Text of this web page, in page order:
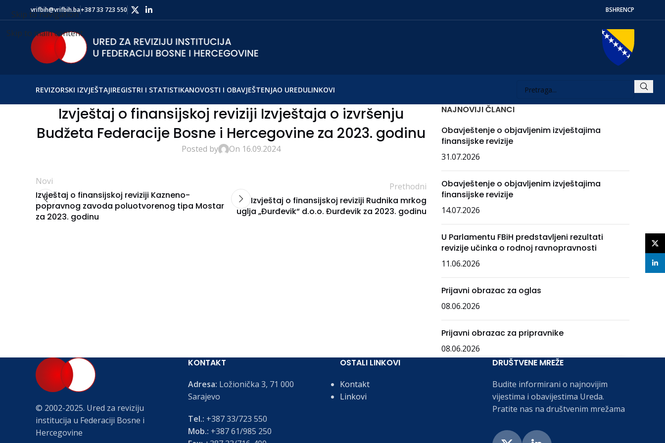
Skip to navigation
Skip to main content
vrifbih@vrifbih.ba+387 33 723 550 BSHRENСР
REVIZORSKI IZVJEŠTAJIREGISTRI I STATISTIKANOVOSTI I OBAVJEŠTENJAO UREDULINKOVI
Izvještaj o finansijskoj reviziji Izvještaja o izvršenju
Budžeta Federacije Bosne i Hercegovine za 2023. godinu
Posted by On 16.09.2024
Novi
Izvještaj o finansijskoj reviziji Kazneno-
popravnog zavoda poluotvorenog tipa Mostar
za 2023. godinu
Prethodni
Izvještaj o finansijskoj reviziji Rudnika mrkog
uglja „Đurđevik“ d.o.o. Đurđevik za 2023. godinu
NAJNOVIJI ČLANCI
Obavještenje o objavljenim izvještajima
finansijske revizije
31.07.2026
Obavještenje o objavljenim izvještajima
finansijske revizije
14.07.2026
U Parlamentu FBiH predstavljeni rezultati
revizije učinka o rodnoj ravnopravnosti
11.06.2026
Prijavni obrazac za oglas
08.06.2026
Prijavni obrazac za pripravnike
08.06.2026
© 2002-2025. Ured za reviziju
institucija u Federaciji Bosne i
Hercegovine
KONTAKT
Adresa: Ložionička 3, 71 000
Sarajevo
Tel.: +387 33/723 550
Mob.: +387 61/985 250
OSTALI LINKOVI
Kontakt
Linkovi
DRUŠTVENE MREŽE
Budite informirani o najnovijim
vijestima i obavijestima Ureda.
Pratite nas na društvenim mrežama